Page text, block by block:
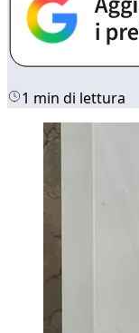
1 min di lettura